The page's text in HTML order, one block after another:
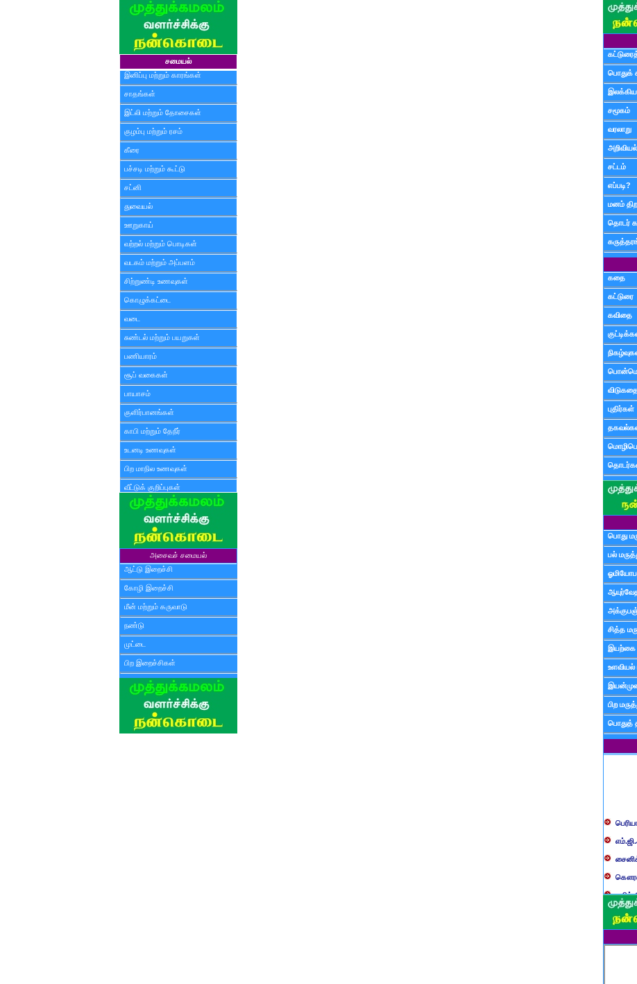
சமையல்
இனிப்பு மற்றும் காரங்கள்
சாதங்கள்
இட்லி மற்றும் தோசைகள்
குழம்பு மற்றும் ரசம்
கீரை
பச்சடி மற்றும் கூட்டு
சட்னி
துவையல்
ஊறுகாய்
வற்றல் மற்றும் பொடிகள்
வடகம் மற்றும் அப்பளம்
சிற்றுண்டி உணவுகள்
கொழுக்கட்டை
வடை
சுண்டல் மற்றும் பயறுகள்
பணியாரம்
சூப் வகைகள்
பாயாசம்
குளிர்பானங்கள்
காபி மற்றும் தேநீர்
உடனடி உணவுகள்
பிற மாநில உணவுகள்
வீட்டுக் குறிப்புகள்
அசைவச் சமையல்
ஆட்டு இறைச்சி
கோழி இறைச்சி
மீன் மற்றும் கருவாடு
நண்டு
முட்டை
பிற இறைச்சிகள்
பொதுக்
சமூகம்
வரலாறு
சட்டம்
எப்படி?
மனம்
தொடர்
கதை
கட்டுரை
கவிதை
புதிர்கள்
பொது
பல்
சித்த
இயற்கை
உளவியல்
பிற
பொதுத்
தமிழ்